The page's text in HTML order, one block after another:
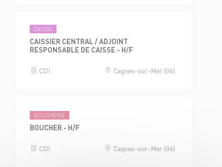
CAISSE
CAISSIER CENTRAL / ADJOINT
RESPONSABLE DE CAISSE - H/F
CDI Cagnes-sur-Mer (06)
BOUCHERIE
BOUCHER - H/F
CDI Cagnes-sur-Mer (06)